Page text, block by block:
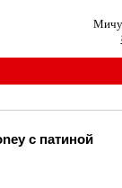
с патиной